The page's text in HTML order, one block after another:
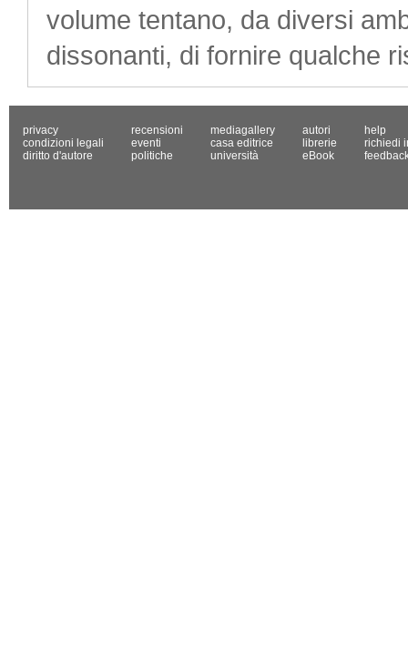
volume tentano, da diversi
dissonanti, di fornire qualche
privacy
condizioni legali
diritto d'autore
recensioni
eventi
politiche
mediagallery
casa editrice
università
autori
librerie
eBook
help
richiedi